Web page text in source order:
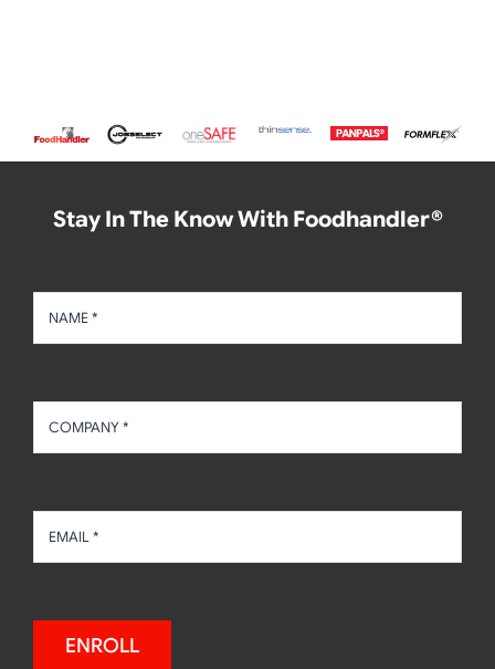
Stay In The Know With Foodhandler®
ENROLL